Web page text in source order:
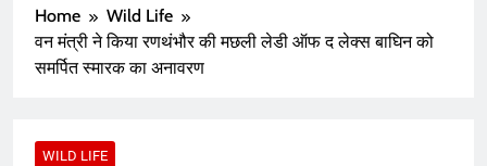
Home
Wild Life
वन मंत्री ने किया रणथंभौर की मछली लेडी ऑफ द लेक्स बाघिन को
समर्पित स्मारक का अनावरण
WILD LIFE